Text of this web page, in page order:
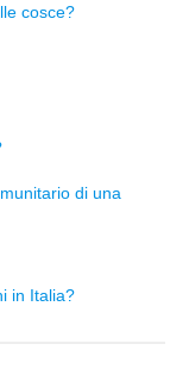
cosce?
di una
in Italia?